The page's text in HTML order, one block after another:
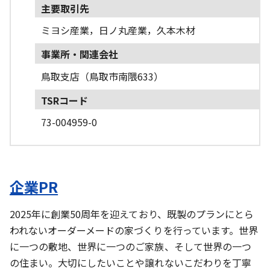
主要取引先
ミヨシ産業，日ノ丸産業，久本木材
事業所・関連会社
鳥取支店（鳥取市南隈633）
TSRコード
73-004959-0
企業PR
2025年に創業50周年を迎えており、既製のプランにとら
われないオーダーメードの家づくりを行っています。世界
に一つの敷地、世界に一つのご家族、そして世界の一つ
の住まい。大切にしたいことや譲れないこだわりを丁寧